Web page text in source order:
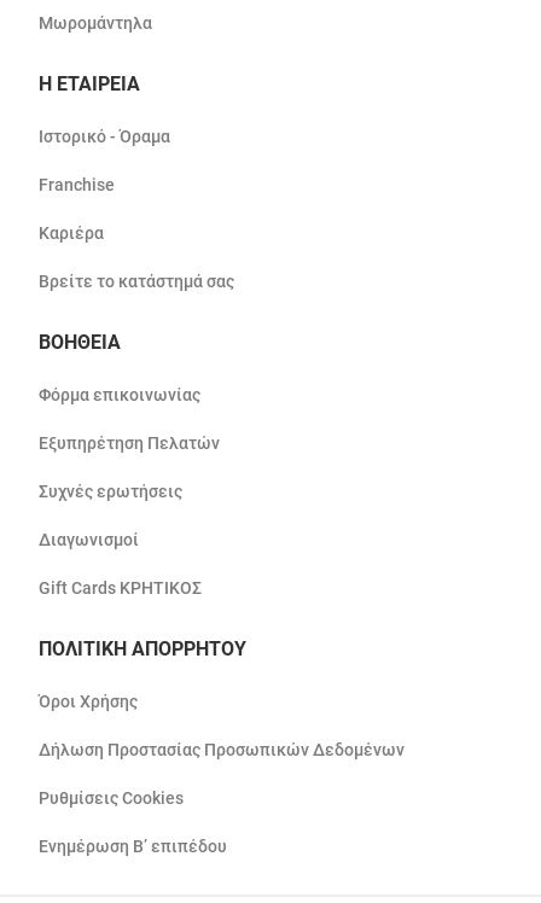
Μωρομάντηλα
Η ΕΤΑΙΡΕΙΑ
Ιστορικό - Όραμα
Franchise
Καριέρα
Βρείτε το κατάστημά σας
ΒΟΗΘΕΙΑ
Φόρμα επικοινωνίας
Εξυπηρέτηση Πελατών
Συχνές ερωτήσεις
Διαγωνισμοί
Gift Cards ΚΡΗΤΙΚΟΣ
ΠΟΛΙΤΙΚΗ ΑΠΟΡΡΗΤΟΥ
Όροι Χρήσης
Δήλωση Προστασίας Προσωπικών Δεδομένων
Ρυθμίσεις Cookies
Ενημέρωση Β’ επιπέδου